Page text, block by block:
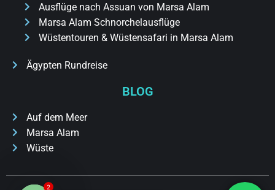
Ausflüge nach Assuan von Marsa Alam
Marsa Alam Schnorchelausflüge
Wüstentouren & Wüstensafari in Marsa Alam
Ägypten Rundreise
BLOG
Auf dem Meer
Marsa Alam
Wüste
2